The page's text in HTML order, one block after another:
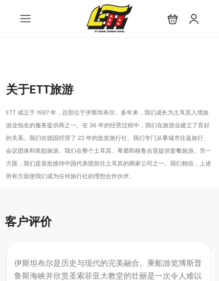
关于ETT旅游
ETT 成立于 1987 年，总部位于伊斯坦布尔。多年来，我们成长为土耳其入境旅
游业知名的服务提供商之一。在 36 年的经营过程中，我们在旅游业建立了良好
的关系。我们在德国经营了 22 年的批发旅行社。我们专门从事城市往返旅行、
会议团体和奖励旅游。我们在整个土耳其、希腊和格鲁吉亚提供套餐旅游。另一
方面，我们是首批接待中国代表团前往土耳其的两家公司之一。我们相信，上述
所有方面使我们成为任何旅行社的理想合作伙伴。
客户评价
伊斯坦布尔是历史与现代的完美融合。乘船游览博斯普
鲁斯海峡并欣赏圣索菲亚大教堂的壮丽是一次令人难以